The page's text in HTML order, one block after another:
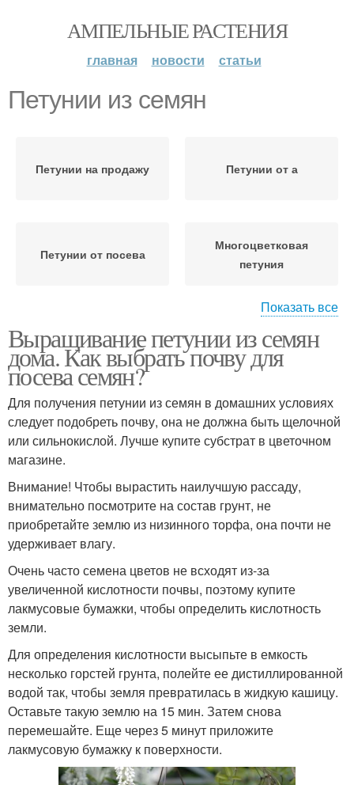
АМПЕЛЬНЫЕ РАСТЕНИЯ
главная новости статьи
Петунии из семян
Петунии на продажу Петунии от а
Петунии от посева
Многоцветковая
петуния
петуния
Ампельные петунии
Петунии на рассаду Петунии в контейнерах
Корзинка с петуниями Петуния из семян
Петунии в январе
Петунии по лунному
календарю
Петунии в марте Петунии в феврале
Петунии в открытый
грунт
Петунии в зимнее время
Показать все
Выращивание петунии из семян
дома. Как выбрать почву для
посева семян?
Для получения петунии из семян в домашних условиях
следует подобреть почву, она не должна быть щелочной
или сильнокислой. Лучше купите субстрат в цветочном
магазине.
Внимание! Чтобы вырастить наилучшую рассаду,
внимательно посмотрите на состав грунт, не
приобретайте землю из низинного торфа, она почти не
удерживает влагу.
Очень часто семена цветов не всходят из-за
увеличенной кислотности почвы, поэтому купите
лакмусовые бумажки, чтобы определить кислотность
земли.
Для определения кислотности высыпьте в емкость
несколько горстей грунта, полейте ее дистиллированной
водой так, чтобы земля превратилась в жидкую кашицу.
Оставьте такую землю на 15 мин. Затем снова
перемешайте. Еще через 5 минут приложите
лакмусовую бумажку к поверхности.